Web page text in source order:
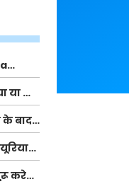
या कोई बड़ा राज?
के बाद
किसने
में
करे